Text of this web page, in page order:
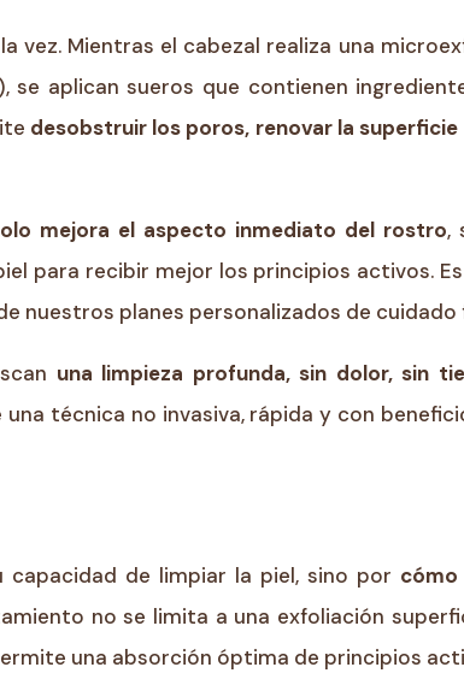
vez. Mientras el cabezal realiza una
aplican sueros que contienen
desobstruir los poros, renovar la
mejora el aspecto inmediato del rostro,
para recibir mejor los principios activos.
nuestros planes personalizados de cuidado
una limpieza profunda, sin dolor, sin
una técnica no invasiva, rápida y con
de limpiar la piel, sino por
no se limita a una exfoliación
una absorción óptima de principios